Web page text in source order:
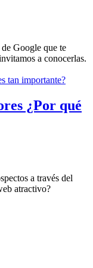
Google que te
a conocerlas.
¿Por qué
a través del
atractivo?